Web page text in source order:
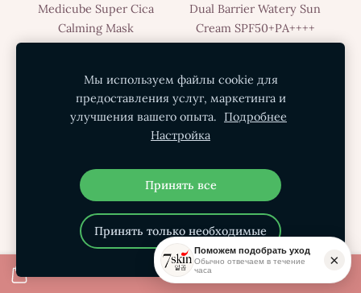
Medicube Super Cica
Calming Mask
Dual Barrier Watery Sun
Cream SPF50+PA++++
сыворотка с центеллой
Лёгкий крем с
Поможем подобрать уход
Обычно отвечаем в течение
часа
×
Мы используем файлы cookie для
предоставления услуг, маркетинга и
улучшения вашего опыта.
Подробнее
Настройка
Принять все
Принять только необходимые